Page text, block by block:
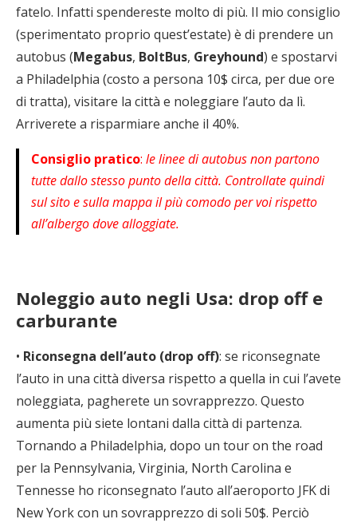
fatelo. Infatti spendereste molto di più. Il mio consiglio
(sperimentato proprio quest’estate) è di prendere un
autobus (Megabus, BoltBus, Greyhound) e spostarvi
a Philadelphia (costo a persona 10$ circa, per due ore
di tratta), visitare la città e noleggiare l’auto da lì.
Arriverete a risparmiare anche il 40%.
Consiglio pratico: le linee di autobus non partono
tutte dallo stesso punto della città. Controllate quindi
sul sito e sulla mappa il più comodo per voi rispetto
all’albergo dove alloggiate.
Noleggio auto negli Usa: drop off e
carburante
• Riconsegna dell’auto (drop off): se riconsegnate
l’auto in una città diversa rispetto a quella in cui l’avete
noleggiata, pagherete un sovrapprezzo. Questo
aumenta più siete lontani dalla città di partenza.
Tornando a Philadelphia, dopo un tour on the road
per la Pennsylvania, Virginia, North Carolina e
Tennesse ho riconsegnato l’auto all’aeroporto JFK di
New York con un sovrapprezzo di soli 50$. Perciò